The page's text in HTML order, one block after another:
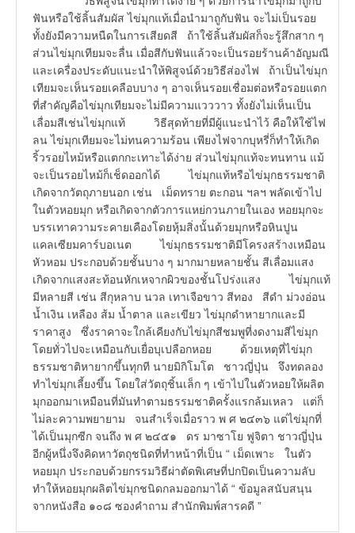
ฟันหรือใช้ลิ้นสัมผัส ไข่มุกแท้เมื่อนำมาถูกับฟัน จะไม่เป็นรอย
ทั้งยังมีความหนืดในการเสียดสี ถ้าใช้ลิ้นสัมผัสก็จะรู้สึกสาก ๆ
ส่วนไข่มุกเทียมจะลื่น เมื่อสีกับฟันแล้วจะเป็นรอยร้านค้าอัญมณี
และเครื่องประดับแนะนำให้พิสูจน์ด้วยวิธีส่องไฟ ถ้าเป็นไข่มุก
เทียมจะเห็นรอยเคลือบบาง ๆ อาจเห็นรอยเชื่อมต่อหรือรอยแตก
ที่สำคัญคือไข่มุกเทียมจะไม่มีความแวววาว ทั้งยังไม่เห็นเป็น
เลื่อมสีเช่นไข่มุกแท้ วิธีสุดท้ายที่มีผู้แนะนำไว้ คือให้ใช้ไฟ
ลน ไข่มุกเทียมจะไม่ทนความร้อน เพียงไฟจากบุหรี่ก็ทำให้เกิด
ริ้วรอยไหม้หรือแตกกะเทาะได้ง่าย ส่วนไข่มุกแท้จะทนทาน แม้
จะเป็นรอยไหม้ก็เช็ดออกได้ ไข่มุกแท้หรือไข่มุกธรรมชาติ
เกิดจากวัตถุภายนอก เช่น เม็ดทราย ตะกอน ฯลฯ พลัดเข้าไป
ในตัวหอยมุก หรือเกิดจากตัวการแหย่กวนภายในเอง หอยมุกจะ
บรรเทาความระคายเคืองโดยหุ้มสิ่งนั้นด้วยมุกหรือหินปูน
แคลเซียมคาร์บอเนต ไข่มุกธรรมชาติมีโครงสร้างเหมือน
หัวหอม ประกอบด้วยชั้นบาง ๆ มากมายหลายชั้น สีเลื่อมแสง
เกิดจากแสงสะท้อนหักเหจากผิวของชั้นโปร่งแสง ไข่มุกแท้
มีหลายสี เช่น สีกุหลาบ นวล เทาเจือขาว สีทอง สีดำ ม่วงอ่อน
น้ำเงิน เหลือง ส้ม น้ำตาล และเขียว ไข่มุกดำหายากและมี
ราคาสูง ซึ่งราคาจะใกล้เคียงกับไข่มุกสีชมพูที่งดงามสีไข่มุก
โดยทั่วไปจะเหมือนกับเยื่อบุเปลือกหอย ด้วยเหตุที่ไข่มุก
ธรรมชาติหายากขึ้นทุกที นายมิกิโมโต ชาวญี่ปุ่น จึงทดลอง
ทำไข่มุกเลี้ยงขึ้น โดยใส่วัตถุชิ้นเล็ก ๆ เข้าไปในตัวหอยให้ผลิต
มุกออกมาเหมือนที่มันทำตามธรรมชาติครั้งแรกล้มเหลว แต่ก็
ไม่ละความพยายาม จนสำเร็จเมื่อราว พ ศ ๒๔๓๖ แต่ไข่มุกที่
ได้เป็นมุกซีก จนถึง พ ศ ๒๔๕๑ ดร มาซาโย ฟูจิตา ชาวญี่ปุ่น
อีกผู้หนึ่งจึงคิดหาวัตถุชนิดที่ทำหน้าที่เป็น “ เม็ดเพาะ ในตัว
หอยมุก ประกอบด้วยกรรมวิธีผ่าตัดพิเศษที่ปกปิดเป็นความลับ
ทำให้หอยมุกผลิตไข่มุกชนิดกลมออกมาได้ “ ข้อมูลสนับสนุน
จากหนังสือ ๑๐๘ ซองคำถาม สำนักพิมพ์สารคดี ”